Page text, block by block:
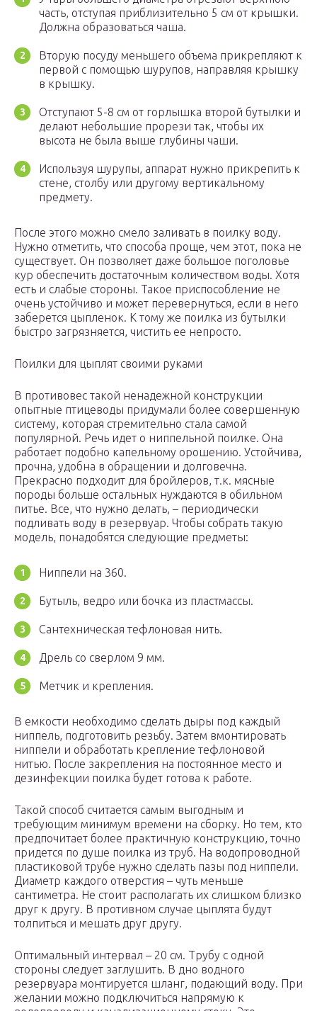
часть, отступая приблизительно 5 см от крышки.
Должна образоваться чаша.
Вторую посуду меньшего объема прикрепляют к
первой с помощью шурупов, направляя крышку
в крышку.
Отступают 5-8 см от горлышка второй бутылки и
делают небольшие прорези так, чтобы их
высота не была выше глубины чаши.
Используя шурупы, аппарат нужно прикрепить к
стене, столбу или другому вертикальному
предмету.
После этого можно смело заливать в поилку воду.
Нужно отметить, что способа проще, чем этот, пока не
существует. Он позволяет даже большое поголовье
кур обеспечить достаточным количеством воды. Хотя
есть и слабые стороны. Такое приспособление не
очень устойчиво и может перевернуться, если в него
заберется цыпленок. К тому же поилка из бутылки
быстро загрязняется, чистить ее непросто.
Поилки для цыплят своими руками
В противовес такой ненадежной конструкции
опытные птицеводы придумали более совершенную
систему, которая стремительно стала самой
популярной. Речь идет о ниппельной поилке. Она
работает подобно капельному орошению. Устойчива,
прочна, удобна в обращении и долговечна.
Прекрасно подходит для бройлеров, т.к. мясные
породы больше остальных нуждаются в обильном
питье. Все, что нужно делать, – периодически
подливать воду в резервуар. Чтобы собрать такую
модель, понадобятся следующие предметы:
Ниппели на 360.
Бутыль, ведро или бочка из пластмассы.
Сантехническая тефлоновая нить.
Дрель со сверлом 9 мм.
Метчик и крепления.
В емкости необходимо сделать дыры под каждый
ниппель, подготовить резьбу. Затем вмонтировать
ниппели и обработать крепление тефлоновой
нитью. После закрепления на постоянное место и
дезинфекции поилка будет готова к работе.
Такой способ считается самым выгодным и
требующим минимум времени на сборку. Но тем, кто
предпочитает более практичную конструкцию, точно
придется по душе поилка из труб. На водопроводной
пластиковой трубе нужно сделать пазы под ниппели.
Диаметр каждого отверстия – чуть меньше
сантиметра. Не стоит располагать их слишком близко
друг к другу. В противном случае цыплята будут
толпиться и мешать друг другу.
Оптимальный интервал – 20 см. Трубу с одной
стороны следует заглушить. В дно водного
резервуара монтируется шланг, подающий воду. При
желании можно подключиться напрямую к